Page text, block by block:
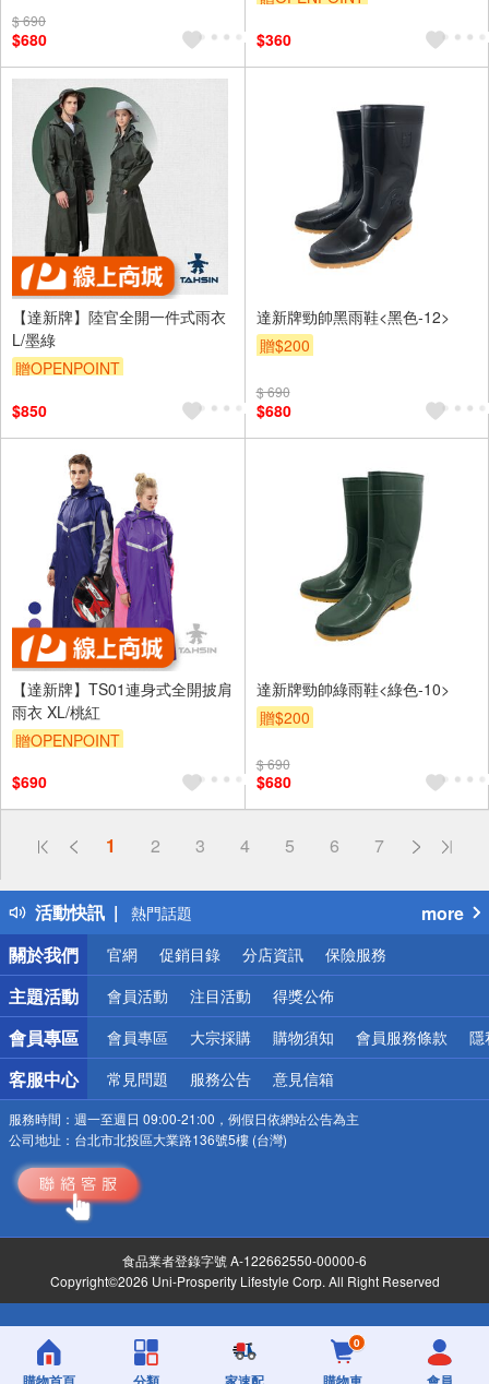
$ 690
$680
$360
【達新牌】陸官全開一件式雨衣
L/墨綠
贈OPENPOINT
$850
達新牌勁帥黑雨鞋<黑色-12>
贈$200
$ 690
$680
【達新牌】TS01連身式全開披肩
雨衣 XL/桃紅
贈OPENPOINT
$690
達新牌勁帥綠雨鞋<綠色-10>
贈$200
$ 690
$680
1 2 3 4 5 6 7
活動快訊
偏遠地區配送
得獎公告
熱門話題
銀行優惠
偏遠地區配送
詐騙網頁！請小心！
more
關於我們
官網 促銷目錄 分店資訊 保險服務
主題活動 會員活動 注目活動 得獎公佈
會員專區 會員專區 大宗採購 購物須知 會員服務條款 隱
客服中心 常見問題 服務公告 意見信箱
服務時間： 週一至週日 09:00-21:00，例假日依網站公告為主
公司地址： 台北市北投區大業路136號5樓 (台灣)
食品業者登錄字號 A-122662550-00000-6
Copyright©2026 Uni-Prosperity Lifestyle Corp. All Right Reserved
0